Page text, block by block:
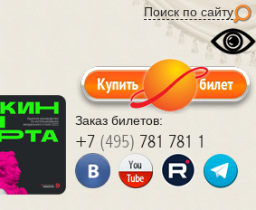
Поиск по сайту
Заказ билетов:
+7 (495) 781 781 1